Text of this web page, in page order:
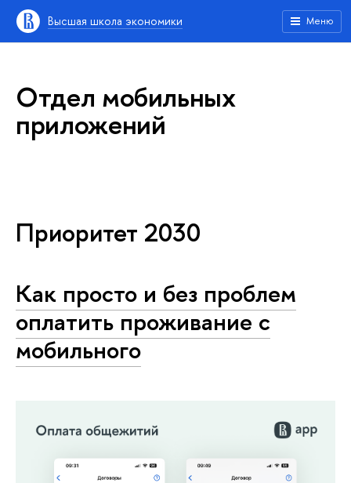
Высшая школа экономики Меню
Отдел мобильных
приложений
Приоритет 2030
Как просто и без проблем
оплатить проживание с
мобильного